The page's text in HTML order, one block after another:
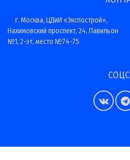
г. Москва, ЦДиИ «Экспострой»,
Нахимовский проспект, 24, Павильон
№1, 2-эт, место №74-75